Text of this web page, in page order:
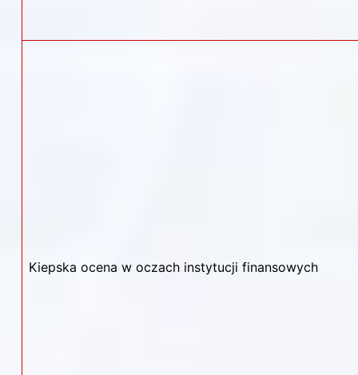
Kiepska ocena w oczach instytucji finansowych